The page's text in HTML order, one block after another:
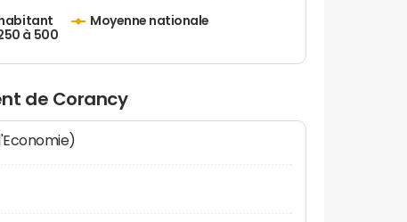
Moyenne nationale
à 500
de Corancy